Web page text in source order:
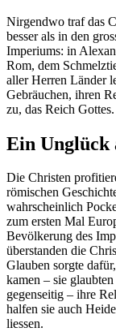
Nirgendwo traf das
besser als in den
Imperiums: in
Rom, dem
aller Herren Länder
Gebräuchen, ihren
zu, das Reich Gottes.
Ein Unglück
Die Christen
römischen
wahrscheinlich
zum ersten Mal
Bevölkerung des
überstanden die
Glauben sorgte
kamen – sie
gegenseitig – ihre
halfen sie auch
liessen.